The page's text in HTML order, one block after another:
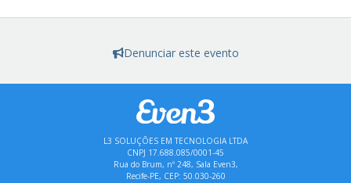
Denunciar este evento
L3 SOLUÇÕES EM TECNOLOGIA LTDA
CNPJ 17.688.085/0001-45
Rua do Brum, nº 248, Sala Even3,
Recife-PE, CEP: 50.030-260